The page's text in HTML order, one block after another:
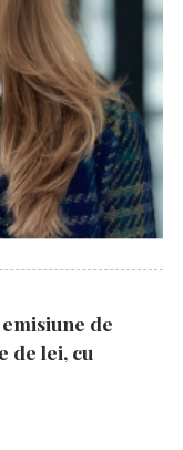
de
de lei, cu